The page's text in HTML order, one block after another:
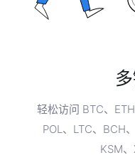
轻松访问 BTC、
POL、LTC、BCH
KSM